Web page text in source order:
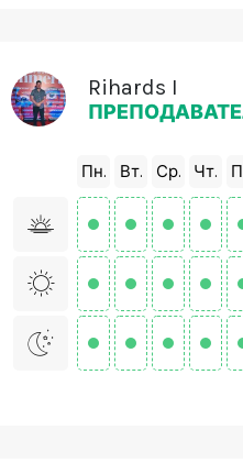
Rihards I
Пн. Вт. Ср. Чт.